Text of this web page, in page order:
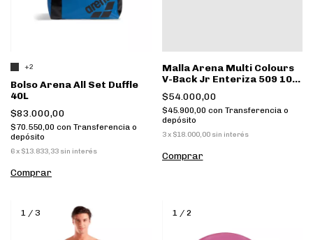
+2
Bolso Arena All Set Duffle
40L
$83.000,00
$70.550,00 con Transferencia o
depósito
6x $13.833,33 sin interés
Comprar
Malla Arena Multi Colours
V-Back Jr Enteriza 509 10-
11Y
$54.000,00
$45.900,00 con Transferencia o
depósito
3 x $18.000,00 sin interés
Comprar
1 / 3 1/ 2